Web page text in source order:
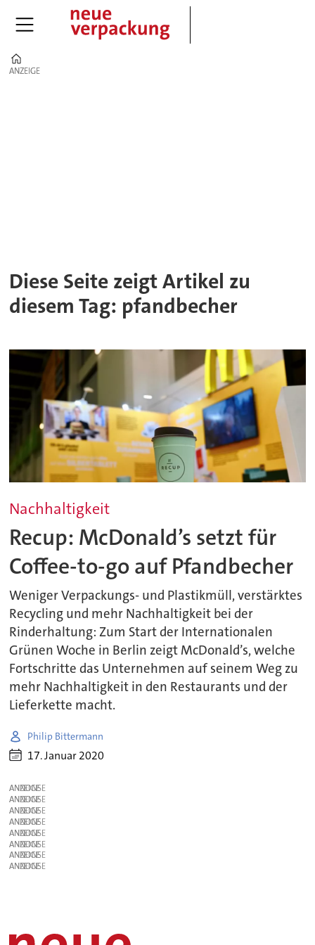
ANZEIGE
ANZEIGE
Diese Seite zeigt Artikel zu
diesem Tag: pfandbecher
Nachhaltigkeit
Recup: McDonald’s setzt für
Coffee-to-go auf Pfandbecher
Weniger Verpackungs- und Plastikmüll, verstärktes
Recycling und mehr Nachhaltigkeit bei der
Rinderhaltung: Zum Start der Internationalen
Grünen Woche in Berlin zeigt McDonald’s, welche
Fortschritte das Unternehmen auf seinem Weg zu
mehr Nachhaltigkeit in den Restaurants und der
Lieferkette macht.
Philip Bittermann
17. Januar 2020
ANZEIGE
ANZEIGE
ANZEIGE
ANZEIGE
ANZEIGE
ANZEIGE
ANZEIGE
ANZEIGE